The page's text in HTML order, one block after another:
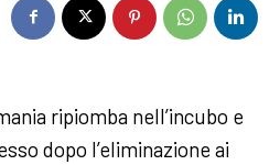
ripiomba nell’incubo e
dopo l’eliminazione ai